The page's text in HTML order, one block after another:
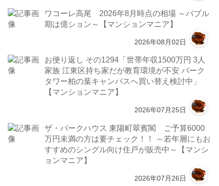
ワコーレ高尾 2026年8月時点の相場 ～バブル
期は億ション～【マンションマニア】
2026年08月02日
お便り返し その1294「世帯年収1500万円 3人
家族 江東区持ち家だが教育環境が不安 パーク
タワー柏の葉キャンパスへ買い替え検討中」
【マンションマニア】
2026年07月25日
ザ・パークハウス 東陽町翠賓閣 ご予算6000
万円未満の方は要チェック！！ ～若年層にもお
すすめのシングル向け住戸が販売中～【マンシ
ョンマニア】
2026年07月26日